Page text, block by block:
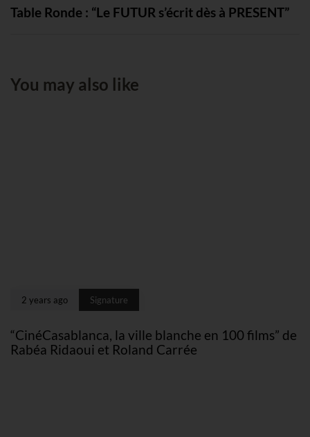
Table Ronde : “Le FUTUR s’écrit dès à PRESENT”
You may also like
2 years ago Signature
“CinéCasablanca, la ville blanche en 100 films” de
Rabéa Ridaoui et Roland Carrée